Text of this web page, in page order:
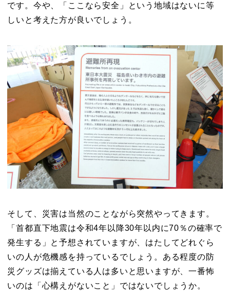
です。今や、「ここなら安全」という地域はないに等
しいと考えた方が良いでしょう。
そして、災害は当然のことながら突然やってきます。
「首都直下地震は令和4年以降30年以内に70％の確率で
発生する」と予想されていますが、はたしてどれぐら
いの人が危機感を持っているでしょう。ある程度の防
災グッズは揃えている人は多いと思いますが、一番怖
いのは「心構えがないこと」ではないでしょうか。